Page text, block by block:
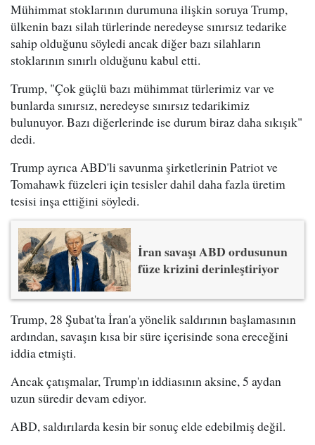
Mühimmat stoklarının durumuna ilişkin soruya Trump,
ülkenin bazı silah türlerinde neredeyse sınırsız tedarike
sahip olduğunu söyledi ancak diğer bazı silahların
stoklarının sınırlı olduğunu kabul etti.
Trump, "Çok güçlü bazı mühimmat türlerimiz var ve
bunlarda sınırsız, neredeyse sınırsız tedarikimiz
bulunuyor. Bazı diğerlerinde ise durum biraz daha sıkışık"
dedi.
Trump ayrıca ABD'li savunma şirketlerinin Patriot ve
Tomahawk füzeleri için tesisler dahil daha fazla üretim
tesisi inşa ettiğini söyledi.
İran savaşı ABD ordusunun
füze krizini derinleştiriyor
Trump, 28 Şubat'ta İran'a yönelik saldırının başlamasının
ardından, savaşın kısa bir süre içerisinde sona ereceğini
iddia etmişti.
Ancak çatışmalar, Trump'ın iddiasının aksine, 5 aydan
uzun süredir devam ediyor.
ABD, saldırılarda kesin bir sonuç elde edebilmiş değil.